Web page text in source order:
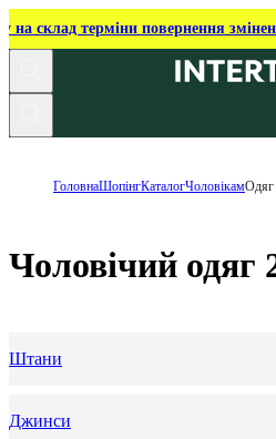
на склад терміни повернення
ГоловнаШопінгКаталогЧоловікамОдяг
Чоловічий одяг
Штани
Джинси